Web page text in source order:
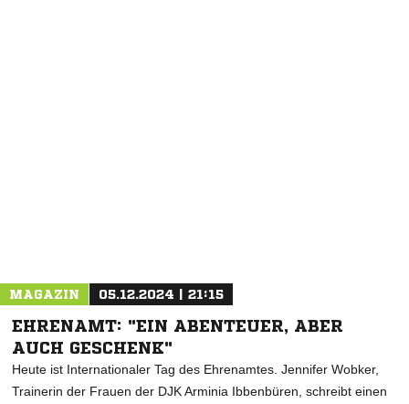
MAGAZIN 05.12.2024 | 21:15
EHRENAMT: "EIN ABENTEUER, ABER
AUCH GESCHENK"
Heute ist Internationaler Tag des Ehrenamtes. Jennifer Wobker,
Trainerin der Frauen der DJK Arminia Ibbenbüren, schreibt einen